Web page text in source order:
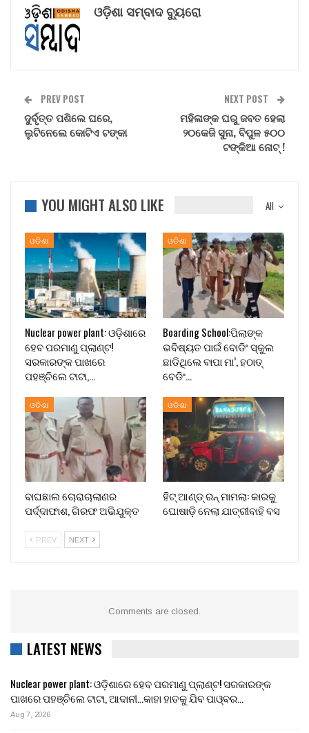
ଓଡ଼ିଶା ସମ୍ବାଦ ବ୍ୟୁରୋ
PREV POST
ଦୁର୍ବୃତ୍ତ ପଶିଲେ ଘରେ,
ଲୁଟିନେଲେ କୋଟିଏ ଟଙ୍କା
NEXT POST
ମହିଳାଙ୍କ ଘରୁ ଜବତ ହେଲା
୨୦କେଜି ସୁନା, ବିପୁଳ ୫୦୦
ଟଙ୍କିଆ ନୋଟ୍ !
All
YOU MIGHT ALSO LIKE
ଓଡିଶା
Nuclear power plant: ଓଡ଼ିଶାରେ
ହେବ ପରମାଣୁ ପ୍ଲାଣ୍ଟ!
ସରକାରଙ୍କ ପାଖରେ
ପହଞ୍ଚିଲେ ଟାଟା,…
ଓଡିଶା
Boarding School:ପିଲାଙ୍କ
ଭବିଷ୍ୟତ ପାଇଁ ବୋଡିଂ ସ୍କୁଲ
ଛାଡିଥିଲେ ବାପା ମା’, ହଠାତ୍
ବେଡିଂ…
ଓଡିଶା
ବାଘଛାଲ ଚୋରାଚାଲାଣର
ପର୍ଦ୍ଦାଫାଶ, ଗିରଫ ଅଭିଯୁକ୍ତ
ଓଡିଶା
ହିଟ୍ ଆଣ୍ଡ୍ ରନ୍ ମାମଲା: କାରକୁ
ଘୋଷାଡ଼ି ନେଲା ଯାତ୍ରୀବାହି ବସ
PREV NEXT
Comments are closed.
LATEST NEWS
Nuclear power plant: ଓଡ଼ିଶାରେ ହେବ ପରମାଣୁ ପ୍ଲାଣ୍ଟ! ସରକାରଙ୍କ
ପାଖରେ ପହଞ୍ଚିଲେ ଟାଟା, ଆଦାନୀ…କାହା ହାତକୁ ଯିବ ପାଓ୍ବର…
Aug 7, 2026